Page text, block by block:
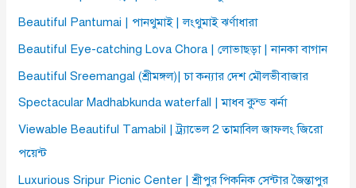
Beautiful Pantumai | পানথুমাই | লংথুমাই ঝর্ণাধারা
Beautiful Eye-catching Lova Chora | লোভাছড়া | নানকা বাগান
Beautiful Sreemangal (শ্রীমঙ্গল)| চা কন্যার দেশ মৌলভীবাজার
Spectacular Madhabkunda waterfall | মাধব কুন্ড ঝর্না
Viewable Beautiful Tamabil | ট্র্যাভেল 2 তামাবিল জাফলং জিরো
পয়েন্ট
Luxurious Sripur Picnic Center | শ্রীপুর পিকনিক সেন্টার জৈন্তাপুর